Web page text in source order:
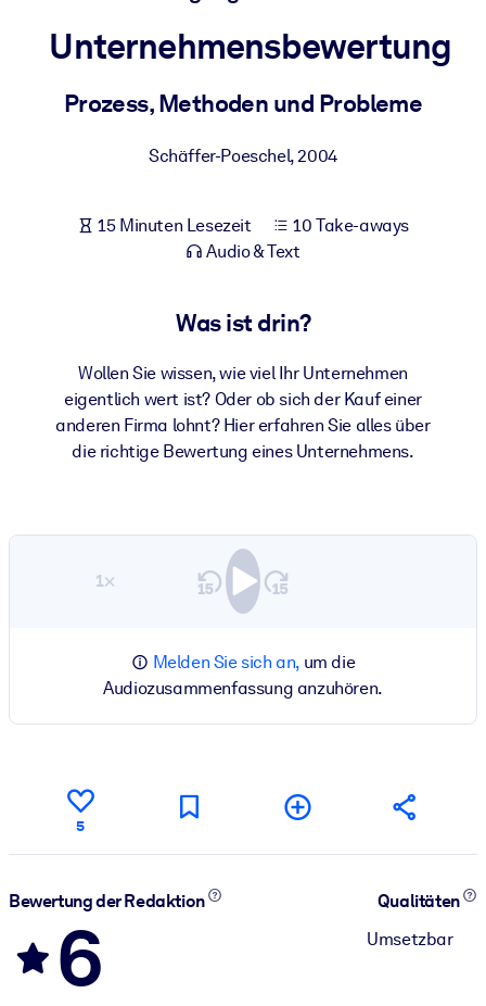
Bauen Sie eine gesunde und resiliente Belegschaft auf.
Für Unternehmensbibliotheken
vertrauenswürdigem, praxisnahem Business-Wissen.
Nutzen Sie verlässliches, strukturiertes Wissen, um die Ergebnisse
Ihrer KI-Systeme zu optimieren.
Unternehmensbewertung
Prozess, Methoden und Probleme
Schäffer-Poeschel,2004
15 Minuten Lesezeit
10 Take-aways
Audio & Text
Was ist drin?
Wollen Sie wissen, wie viel Ihr Unternehmen
eigentlich wert ist? Oder ob sich der Kauf einer
anderen Firma lohnt? Hier erfahren Sie alles über
die richtige Bewertung eines Unternehmens.
1×
Melden Sie sich an,um die
Audiozusammenfassung anzuhören.
5
Bewertung der Redaktion
6
Qualitäten
Umsetzbar